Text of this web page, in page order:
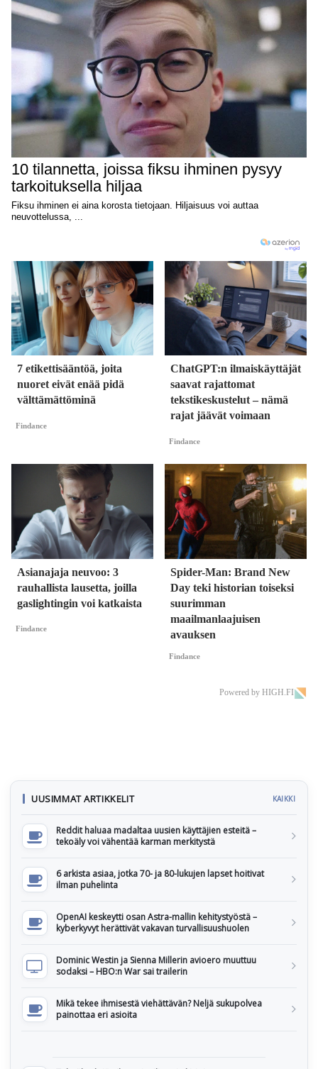
7 etikettisääntöä, joita
nuoret eivät enää pidä
välttämättöminä
Findance
ChatGPT:n ilmaiskäyttäjät
saavat rajattomat
tekstikeskustelut – nämä
rajat jäävät voimaan
Findance
Asianajaja neuvoo: 3
rauhallista lausetta, joilla
gaslightingin voi katkaista
Findance
Spider-Man: Brand New
Day teki historian toiseksi
suurimman
maailmanlaajuisen
avauksen
Findance
Powered by HIGH.FI
UUSIMMAT ARTIKKELIT KAIKKI
Reddit haluaa madaltaa uusien käyttäjien esteitä –
tekoäly voi vähentää karman merkitystä
6 arkista asiaa, jotka 70- ja 80-lukujen lapset hoitivat
ilman puhelinta
OpenAI keskeytti osan Astra-mallin kehitystyöstä –
kyberkyvyt herättivät vakavan turvallisuushuolen
Dominic Westin ja Sienna Millerin avioero muuttuu
sodaksi – HBO:n War sai trailerin
Mikä tekee ihmisestä viehättävän? Neljä sukupolvea
painottaa eri asioita